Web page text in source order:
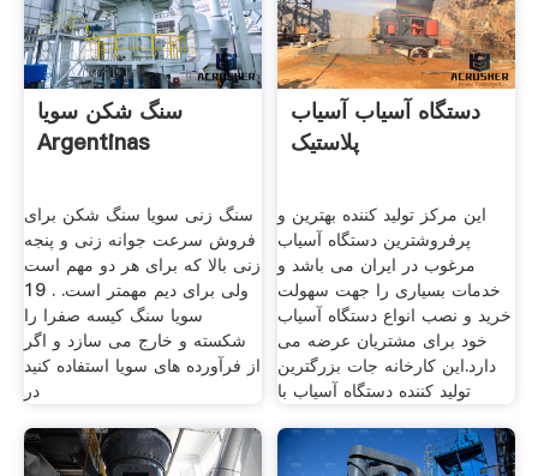
سنگ شکن سویا
Argentinas
سنگ زنی سویا سنگ شکن برای
فروش سرعت جوانه زنی و پنجه
زنی بالا که برای هر دو مهم است
ولی برای دیم مهمتر است. . 19
سویا سنگ كیسه صفرا را
شكسته و خارج می سازد و اگر
از فرآورده های سویا استفاده كنید
در
دستگاه آسیاب آسیاب
پلاستیک
این مرکز تولید کننده بهترین و
پرفروشترین دستگاه آسیاب
مرغوب در ایران می باشد و
خدمات بسیاری را جهت سهولت
خرید و نصب انواع دستگاه آسیاب
خود برای مشتریان عرضه می
دارد.این کارخانه جات بزرگترین
تولید کننده دستگاه آسیاب با